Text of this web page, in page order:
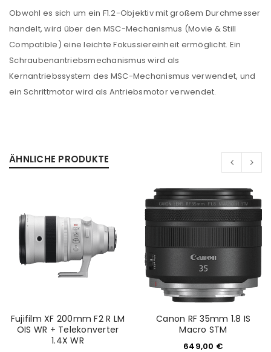
Benutzername oder E-Mail-Adresse*
Passwort
Anmeldeformular geschützt durchWP Captcha
Obwohl es sich um ein F1.2-Objektiv mit großem Durchmesser
handelt, wird über den MSC-Mechanismus (Movie & Still
Compatible) eine leichte Fokussiereinheit ermöglicht. Ein
Schraubenantriebsmechanismus wird als
Kernantriebssystem des MSC-Mechanismus verwendet, und
ein Schrittmotor wird als Antriebsmotor verwendet.
ÄHNLICHE PRODUKTE
Fujifilm XF 200mm F2 R LM
OIS WR + Telekonverter
1.4X WR
Canon RF 35mm 1.8 IS
Macro STM
649,00 €